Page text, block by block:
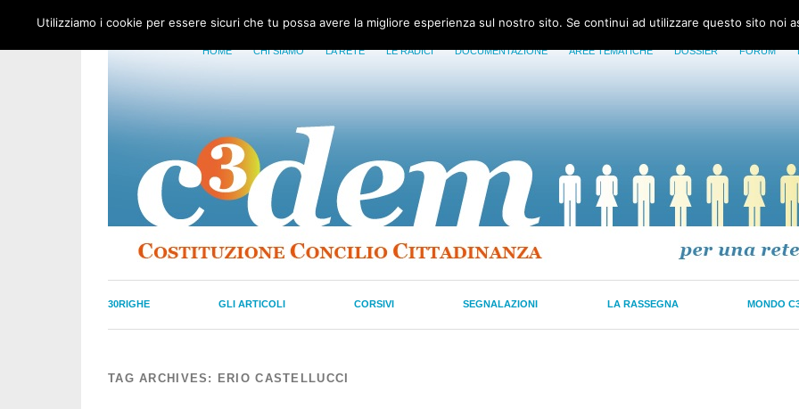
HOME CHI SIAMO LA RETE LE RADICI DOCUMENTAZIONE AREE TEMATICHE DOSSIER FORUM
30RIGHE GLI ARTICOLI CORSIVI SEGNALAZIONI LA RASSEGNA MONDO
TAG ARCHIVES: ERIO CASTELLUCCI
Utilizziamo i cookie per essere sicuri che tu possa avere la migliore esperienza sul nostro sito. Se continui ad utilizzare questo sito noi